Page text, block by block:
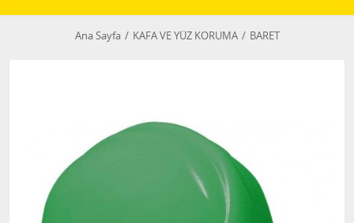
Ana Sayfa KAFA VE YÜZ KORUMA BARET